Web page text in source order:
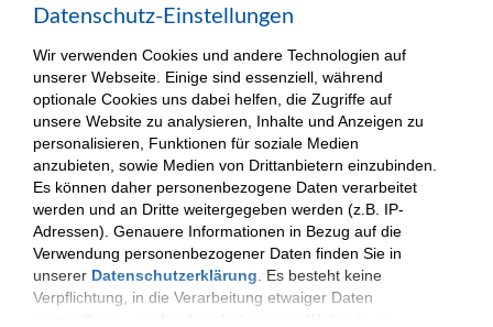
Kontakt
(c) 2025| VKKJ - Verantwortung und Kompetenz für besondere Kinder und
Jugendliche.
Impressum Datenschutzerklärung
Datenschutz-Einstellungen
Wir verwenden Cookies und andere Technologien auf
unserer Webseite. Einige sind essenziell, während
optionale Cookies uns dabei helfen, die Zugriffe auf
unsere Website zu analysieren, Inhalte und Anzeigen zu
personalisieren, Funktionen für soziale Medien
anzubieten, sowie Medien von Drittanbietern einzubinden.
Es können daher personenbezogene Daten verarbeitet
werden und an Dritte weitergegeben werden (z.B. IP-
Adressen). Genauere Informationen in Bezug auf die
Verwendung personenbezogener Daten finden Sie in
unserer Datenschutzerklärung . Es besteht keine
Verpflichtung, in die Verarbeitung etwaiger Daten